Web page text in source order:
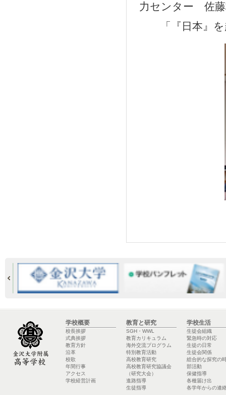
力センター 佐
「『日本』を
学校概要
校長挨拶
式典挨拶
教育方針
沿革
校歌
年間行事
アクセス
学校経営計画
教育と研究
SGH・WWL
教育カリキュラム
海外交流プログラム
特別教育活動
高校教育研究
高校教育研究協議会
（研究大会）
進路指導
生徒指導
学校生活
生徒会組織
緊急時の対応
生徒の日常
生徒会関係
総合的な探究の
部活動
保健指導
各種届け出
各学年からの連